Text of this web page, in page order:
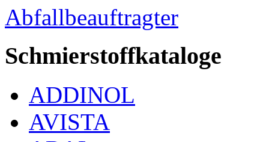
Abfallbeauftragter
Schmierstoffkataloge
ADDINOL
AVISTA